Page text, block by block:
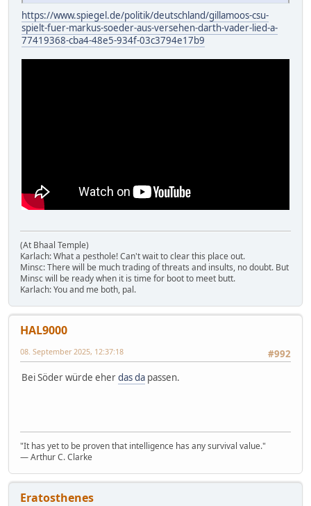
https://www.spiegel.de/politik/deutschland/gillamoos-csu-
spielt-fuer-markus-soeder-aus-versehen-darth-vader-lied-a-
77419368-cba4-48e5-934f-03c3794e17b9
(At Bhaal Temple)
Karlach: What a pesthole! Can't wait to clear this place out.
Minsc: There will be much trading of threats and insults, no doubt. But
Minsc will be ready when it is time for boot to meet butt.
Karlach: You and me both, pal.
HAL9000
#992
08. September 2025, 12:37:18
Bei Söder würde eherdas da passen.
"It has yet to be proven that intelligence has any survival value."
― Arthur C. Clarke
Eratosthenes